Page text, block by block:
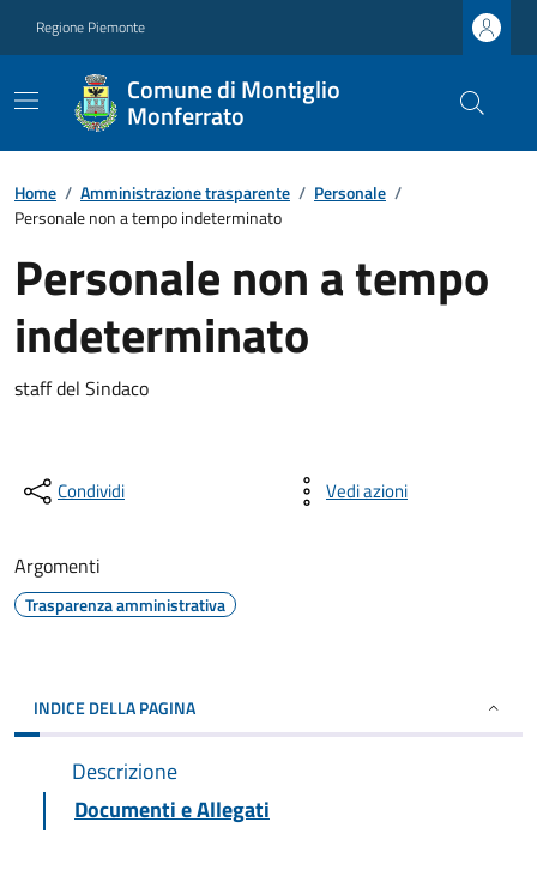
Regione Piemonte
Comune di Montiglio
Monferrato
Home / Amministrazione trasparente / Personale /
Personale non a tempo indeterminato
Personale non a tempo
indeterminato
staff del Sindaco
Condividi Vedi azioni
Argomenti
Trasparenza amministrativa
INDICE DELLA PAGINA
Descrizione
Documenti e Allegati